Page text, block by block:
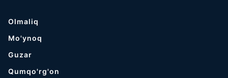
Olmaliq
Mo'ynoq
Guzar
Qumqo'rg'on